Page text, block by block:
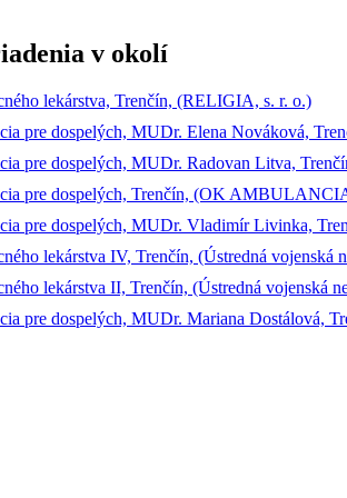
v okolí
lekárstva, Trenčín, (RELIGIA, s. r. o.)
pre dospelých, MUDr. Elena Nováková,
pre dospelých, MUDr. Radovan Litva,
pre dospelých, Trenčín, (OK
pre dospelých, MUDr. Vladimír Livinka,
lekárstva IV, Trenčín, (Ústredná vojenská
lekárstva II, Trenčín, (Ústredná vojenská
pre dospelých, MUDr. Mariana Dostálová,